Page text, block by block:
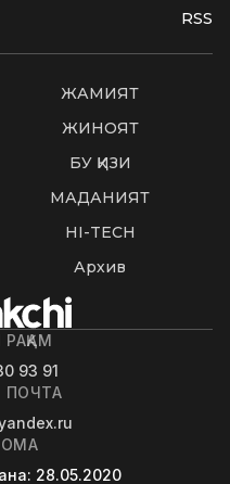
RSS
ЖАМИЯТ
ЖИНОЯТ
БУ ҚИЗИҚ
МАДАНИЯТ
HI-TECH
Архив
93 91
ПОЧТА
: 28.05.2020